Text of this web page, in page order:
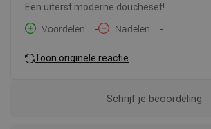
Een uiterst moderne doucheset!
Voordelen:
- Nadelen: -
Toon originele reactie
Schrijf je beoordeling.